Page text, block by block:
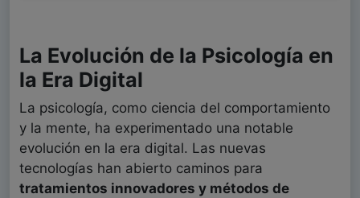
La Evolución de la Psicología en
la Era Digital
La psicología, como ciencia del comportamiento
y la mente, ha experimentado una notable
evolución en la era digital. Las nuevas
tecnologías han abierto caminos para
tratamientos innovadores y métodos de